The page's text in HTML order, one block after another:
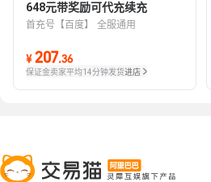
648元带奖励可代充续充
首充号【百度】 全服通用
¥ 207.36
保证金卖家平均14分钟发货进店